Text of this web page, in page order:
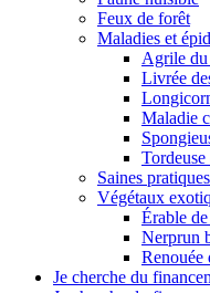
Feux de forêt
Maladies et
Agrile du
Livrée
Maladie
Tordeuse
Saines
Végétaux
Érable
Nerprun
Renouée
Je cherche du